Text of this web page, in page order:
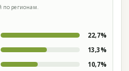
по регионам.
22,7%
13,3%
10,7%